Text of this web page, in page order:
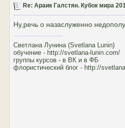
Re: Араик Галстян. Кубок мира
Ну,речь о назаслуженно
Светлана Лунина (Svetlana Lunin)
обучение - http://svetlana-lunin.com/
группы курсов - в ВК и в ФБ
флористический блог - http://